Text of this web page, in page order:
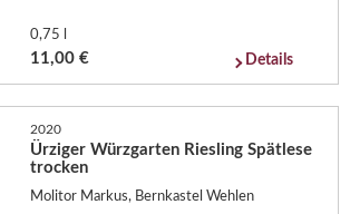
0,75 l
11,00 € Details
2020
Ürziger Würzgarten Riesling Spätlese
trocken
Molitor Markus, Bernkastel Wehlen